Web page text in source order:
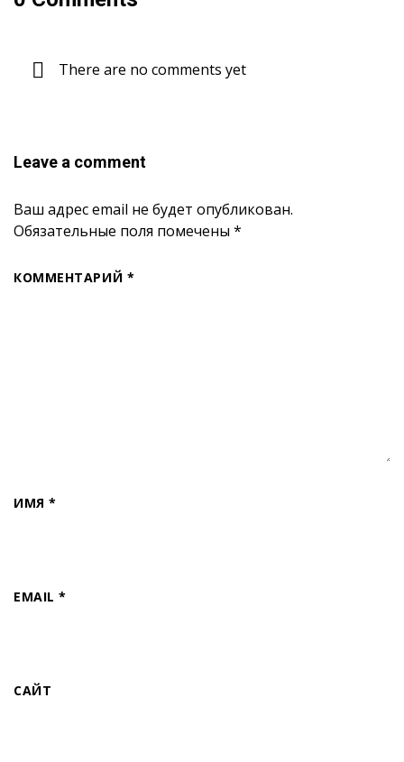
There are no comments yet
Leave a comment
Ваш адрес email не будет опубликован.
Обязательные поля помечены *
КОММЕНТАРИЙ *
ИМЯ*
EMAIL*
САЙТ